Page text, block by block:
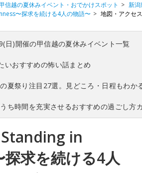
信越の夏休みイベント・おでかけスポット 新潟
〜探求を続ける4人の物語〜
地図・アクセス
日)開催の甲信越の夏休みイベント一覧
いおすすめの怖い話まとめ
夏祭り注目27選。見どころ・日程もわか
ち時間を充実させるおすすめの過ごし方
in
求を続ける4人